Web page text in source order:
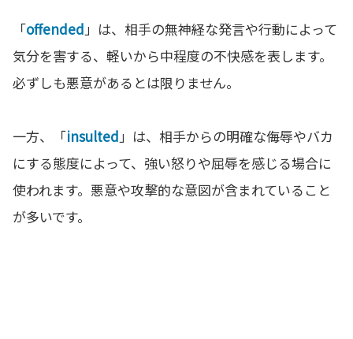
「offended」は、相手の無神経な発言や行動によって
気分を害する、軽いから中程度の不快感を表します。
必ずしも悪意があるとは限りません。
一方、「insulted」は、相手からの明確な侮辱やバカ
にする態度によって、強い怒りや屈辱を感じる場合に
使われます。悪意や攻撃的な意図が含まれていること
が多いです。